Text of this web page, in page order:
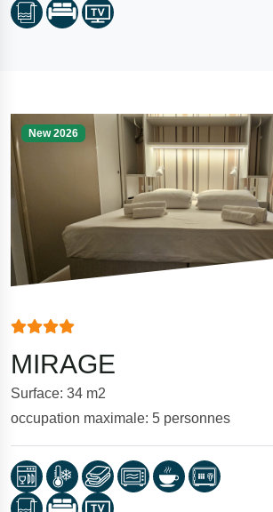
New 2026
MIRAGE
Surface: 34 m2
occupation maximale: 5 personnes